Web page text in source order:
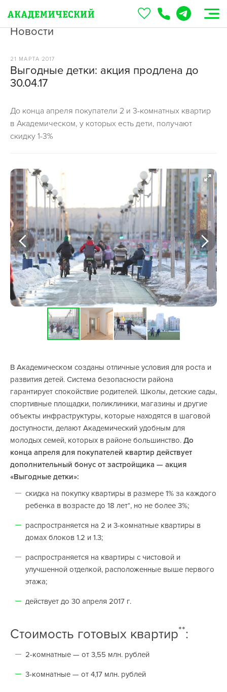
Новости
21 МАРТА 2017
Выгодные детки: акция продлена до
30.04.17
До конца апреля покупатели 2 и 3-комнатных квартир
в Академическом, у которых есть дети, получают
скидку 1-3%
В Академическом созданы отличные условия для роста и
развития детей. Система безопасности района
гарантирует спокойствие родителей. Школы, детские сады,
спортивные площадки, поликлиники, магазины и другие
объекты инфраструктуры, которые находятся в шаговой
доступности, делают Академический удобным для
молодых семей, которых в районе большинство. До
конца апреля для покупателей квартир действует
дополнительный бонус от застройщика — акция
«Выгодные детки»:
скидка на покупку квартиры в размере 1% за каждого
ребенка в возрасте до 18 лет*, но не более 3%;
распространяется на 2 и 3-комнатные квартиры в
домах блоков 1.2 и 1.3;
распространяется на квартиры с чистовой и
улучшенной отделкой, расположенные выше первого
этажа;
действует до 30 апреля 2017 г.
Стоимость готовых квартир**:
2-комнатные — от 3,55 млн. рублей
3-комнатные — от 4,17 млн. рублей